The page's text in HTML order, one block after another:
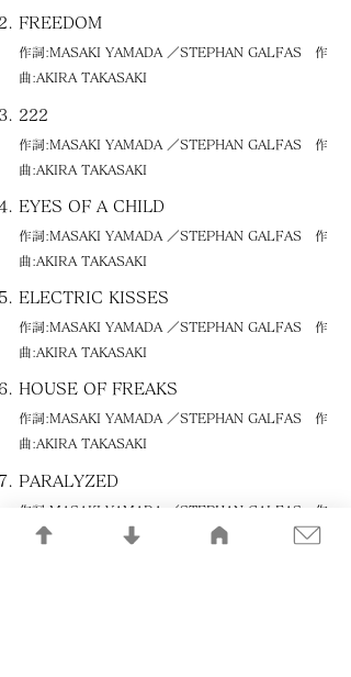
FREEDOM
作詞:MASAKI YAMADA ／STEPHAN GALFAS 作
曲:AKIRA TAKASAKI
222
作詞:MASAKI YAMADA ／STEPHAN GALFAS 作
曲:AKIRA TAKASAKI
EYES OF A CHILD
作詞:MASAKI YAMADA ／STEPHAN GALFAS 作
曲:AKIRA TAKASAKI
ELECTRIC KISSES
作詞:MASAKI YAMADA ／STEPHAN GALFAS 作
曲:AKIRA TAKASAKI
HOUSE OF FREAKS
作詞:MASAKI YAMADA ／STEPHAN GALFAS 作
曲:AKIRA TAKASAKI
PARALYZED
作詞:MASAKI YAMADA ／STEPHAN GALFAS 作
曲:AKIRA TAKASAKI